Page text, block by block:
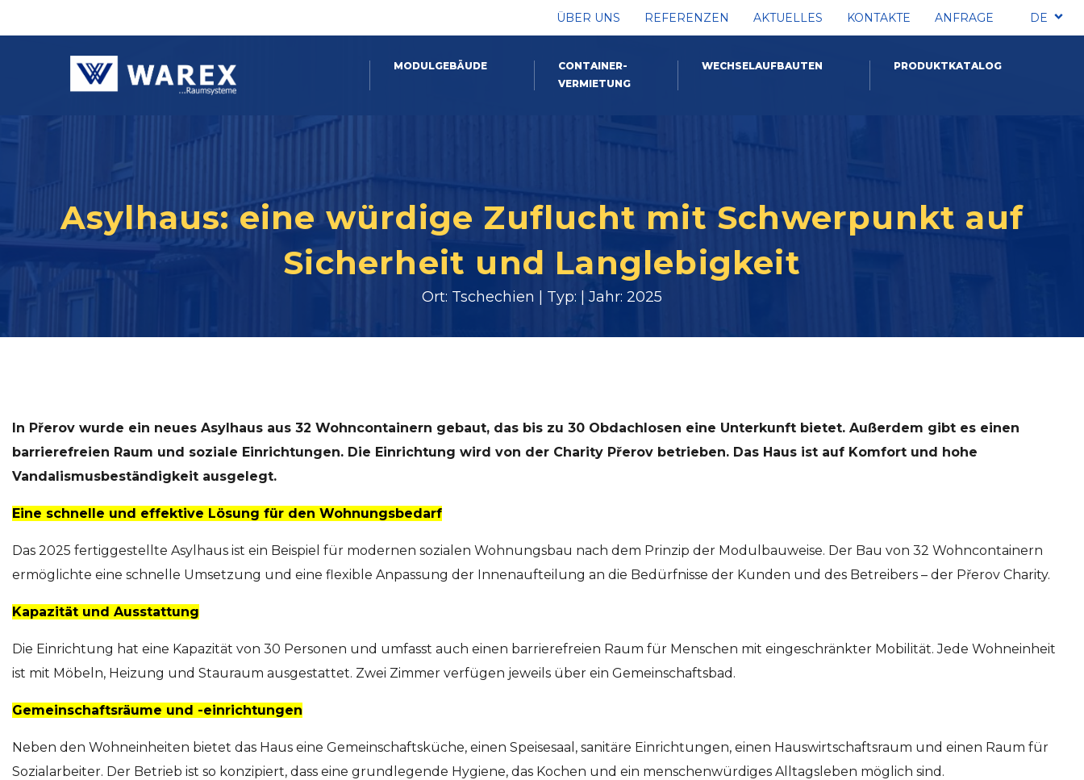
ÜBER UNS REFERENZEN AKTUELLES KONTAKTE ANFRAGE DE
MODULGEBÄUDE
CONTAINER-
VERMIETUNG
WECHSELAUFBAUTEN PRODUKTKATALOG
Asylhaus: eine würdige Zuflucht mit Schwerpunkt auf
Sicherheit und Langlebigkeit
Ort: Tschechien | Typ: | Jahr: 2025
In Přerov wurde ein neues Asylhaus aus 32 Wohncontainern gebaut, das bis zu 30 Obdachlosen eine Unterkunft bietet. Außerdem gibt es einen
barrierefreien Raum und soziale Einrichtungen. Die Einrichtung wird von der Charity Přerov betrieben. Das Haus ist auf Komfort und hohe
Vandalismusbeständigkeit ausgelegt.
Eine schnelle und effektive Lösung für den Wohnungsbedarf
Das 2025 fertiggestellte Asylhaus ist ein Beispiel für modernen sozialen Wohnungsbau nach dem Prinzip der Modulbauweise. Der Bau von 32 Wohncontainern
ermöglichte eine schnelle Umsetzung und eine flexible Anpassung der Innenaufteilung an die Bedürfnisse der Kunden und des Betreibers – der Přerov Charity.
Kapazität und Ausstattung
Die Einrichtung hat eine Kapazität von 30 Personen und umfasst auch einen barrierefreien Raum für Menschen mit eingeschränkter Mobilität. Jede Wohneinheit
ist mit Möbeln, Heizung und Stauraum ausgestattet. Zwei Zimmer verfügen jeweils über ein Gemeinschaftsbad.
Gemeinschaftsräume und -einrichtungen
Neben den Wohneinheiten bietet das Haus eine Gemeinschaftsküche, einen Speisesaal, sanitäre Einrichtungen, einen Hauswirtschaftsraum und einen Raum für
Sozialarbeiter. Der Betrieb ist so konzipiert, dass eine grundlegende Hygiene, das Kochen und ein menschenwürdiges Alltagsleben möglich sind.